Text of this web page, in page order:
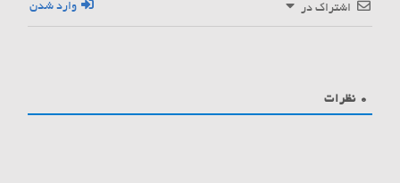
اشتراک در وارد شدن
نظرات